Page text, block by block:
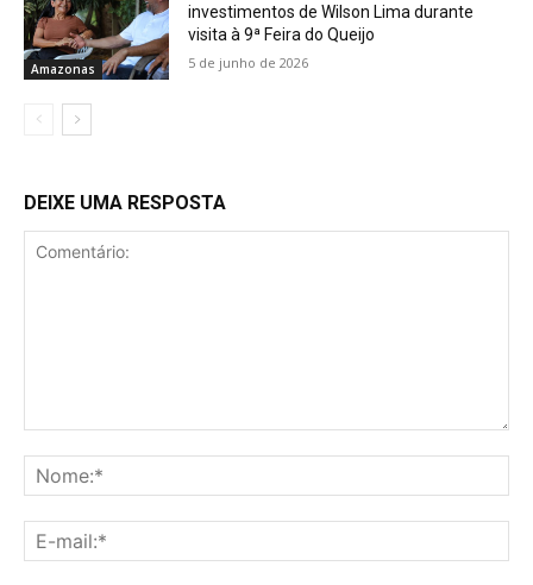
Amazonas
investimentos de Wilson Lima durante
visita à 9ª Feira do Queijo
5 de junho de 2026
DEIXE UMA RESPOSTA